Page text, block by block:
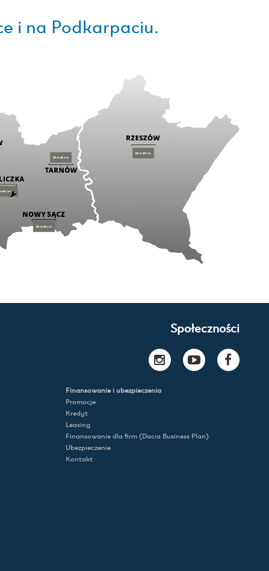
i na Podkarpaciu.
Społeczności
Finansowanie i ubezpieczenia
Promocje
Kredyt
Leasing
Finansowanie dla firm (Dacia Business Plan)
Ubezpieczenie
Kontakt